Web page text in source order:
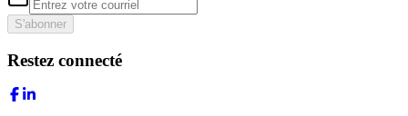
S'abonner
Restez connecté